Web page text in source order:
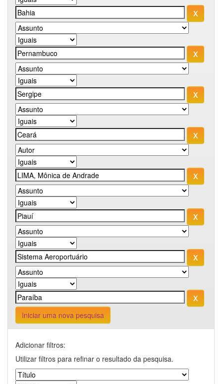
Iniciar uma nova pesquisa
Adicionar filtros:
Utilizar filtros para refinar o resultado da pesquisa.